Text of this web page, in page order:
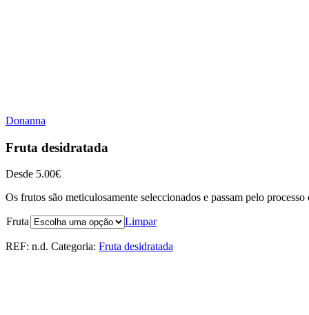
Donanna
Fruta desidratada
Desde 5.00€
Os frutos são meticulosamente seleccionados e passam pelo
Fruta Limpar
REF: n.d. Categoria: Fruta desidratada